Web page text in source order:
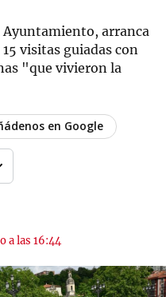
arranca
visitas guiadas con
"que vivieron la
a las 16:44
en Google